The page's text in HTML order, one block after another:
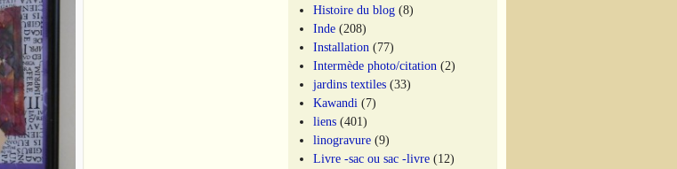
Histoire du blog (8)
Inde (208)
Installation (77)
Intermède photo/citation (2)
jardins textiles (33)
Kawandi (7)
liens (401)
linogravure (9)
Livre -sac ou sac -livre (12)